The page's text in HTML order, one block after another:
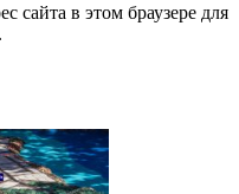
сайта в этом браузере для